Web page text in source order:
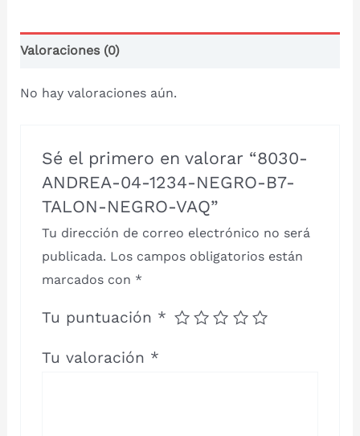
Valoraciones (0)
No hay valoraciones aún.
Sé el primero en valorar “8030-
ANDREA-04-1234-NEGRO-B7-
TALON-NEGRO-VAQ”
Tu dirección de correo electrónico no será
publicada. Los campos obligatorios están
marcados con *
Tu puntuación *
Tu valoración *